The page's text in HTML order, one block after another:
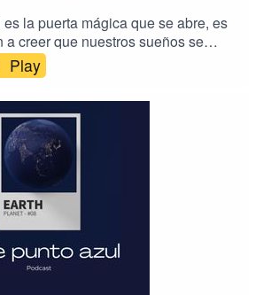
la puerta mágica que se abre, es
a creer que nuestros sueños se
Play